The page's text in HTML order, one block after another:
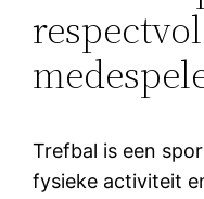
Trefbal is een
fysieke activiteit